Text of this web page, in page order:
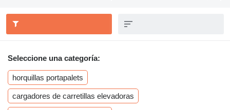
Seleccione una categoría:
horquillas portapalets
cargadores de carretillas elevadoras